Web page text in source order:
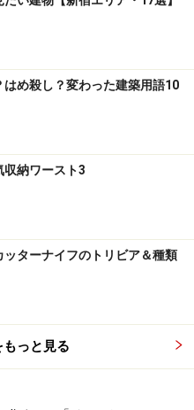
はめ殺し？変わった建築用語10
収納ワースト3
ッターナイフのトリビア＆種類
っと見る